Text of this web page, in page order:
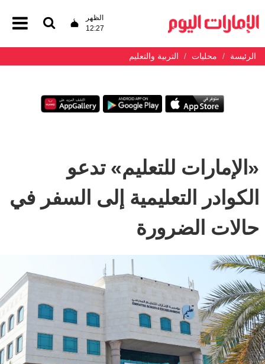
الظهر
12:27
الرئيسة محليات التربية والتعليم
«الإمارات للتعليم» تدعو
الكوادر التعليمية إلى السفر في
حالات الضرورة